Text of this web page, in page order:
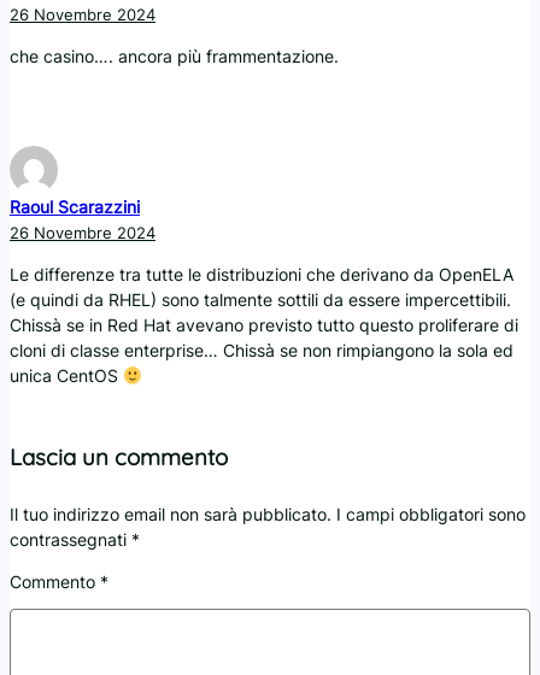
26 Novembre 2024
che casino…. ancora più frammentazione.
Raoul Scarazzini
26 Novembre 2024
Le differenze tra tutte le distribuzioni che derivano da OpenELA
(e quindi da RHEL) sono talmente sottili da essere impercettibili.
Chissà se in Red Hat avevano previsto tutto questo proliferare di
cloni di classe enterprise… Chissà se non rimpiangono la sola ed
unica CentOS
Lascia un commento
Il tuo indirizzo email non sarà pubblicato. I campi obbligatori sono
contrassegnati *
Commento *